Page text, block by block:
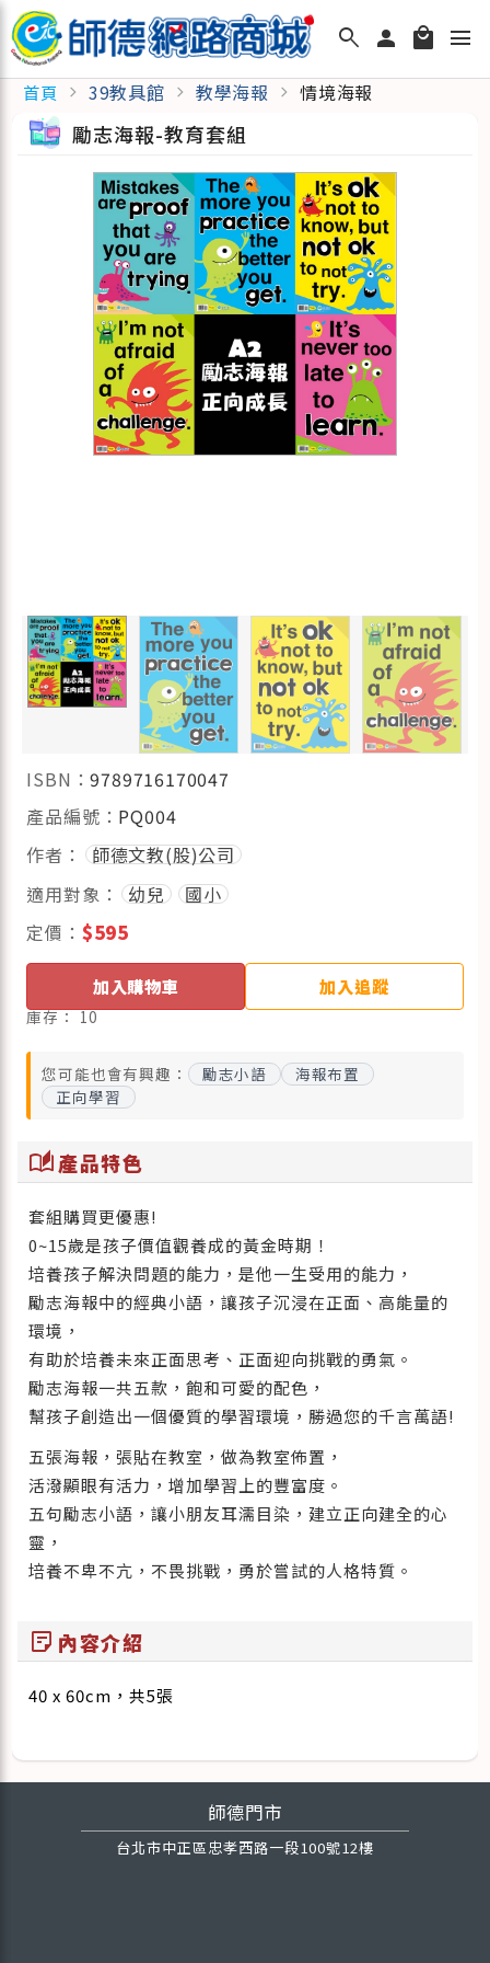
search person local_mall menu
首頁 chevron_right 39教具館 chevron_right 教學海報 chevron_right 情境海報
勵志海報-教育套組
ISBN：9789716170047
產品編號： PQ004
作者：
師德文教(股)公司
適用對象：
幼兒
國小
定價： $595
加入購物車 加入追蹤
庫存：10
您可能也會有興趣： 勵志小語
海報布置
正向學習
auto_stories產品特色
套組購買更優惠!
0~15歲是孩子價值觀養成的黃金時期！
培養孩子解決問題的能力，是他一生受用的能力，
勵志海報中的經典小語，讓孩子沉浸在正面、高能量的
環境，
有助於培養未來正面思考、正面迎向挑戰的勇氣。
勵志海報一共五款，飽和可愛的配色，
幫孩子創造出一個優質的學習環境，勝過您的千言萬語!
五張海報，張貼在教室，做為教室佈置，
活潑顯眼有活力，增加學習上的豐富度。
五句勵志小語，讓小朋友耳濡目染，建立正向建全的心
靈，
培養不卑不亢，不畏挑戰，勇於嘗試的人格特質。
sticky_note_2 內容介紹
40 x 60cm，共5張
師德門市
台北市中正區忠孝西路一段100號12樓